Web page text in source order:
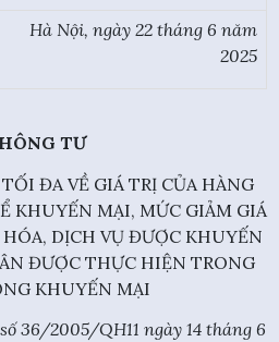
Hà Nội, ngày 22 tháng 6 năm
2025
TƯ
ĐA VỀ GIÁ TRỊ CỦA HÀNG
KHUYẾN MẠI, MỨC GIẢM GIÁ
DỊCH VỤ ĐƯỢC KHUYẾN
ĐƯỢC THỰC HIỆN TRONG
KHUYẾN MẠI
36/2005/QH11 ngày 14 tháng 6